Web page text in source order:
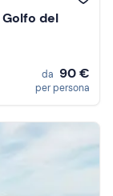
del
da 90 €
per persona